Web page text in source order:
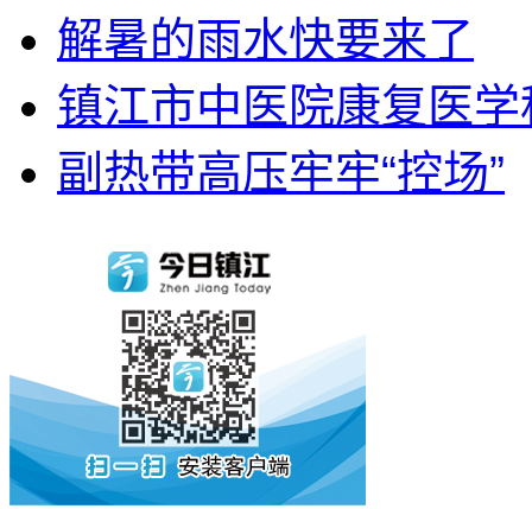
解暑的雨水快要来了
镇江市中医院康复医
副热带高压牢牢“控场”